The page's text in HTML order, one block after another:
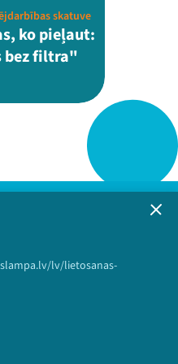
lv/lietosanas-
skatuve
ko pieļaut:
bez filtra"
Pieteikties